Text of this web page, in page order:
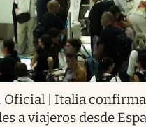
. Oficial | Italia
a viajeros desde